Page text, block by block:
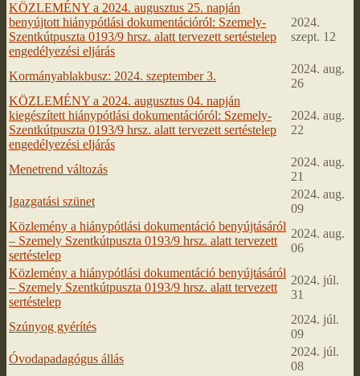
KÖZLEMÉNY a 2024. augusztus 25. napján
benyújtott hiánypótlási dokumentációról: Szemely-
Szentkútpuszta 0193/9 hrsz. alatt tervezett sertéstelep
engedélyezési eljárás
2024.
szept. 12
Kormányablakbusz: 2024. szeptember 3.
2024. aug.
26
KÖZLEMÉNY a 2024. augusztus 04. napján
kiegészített hiánypótlási dokumentációról: Szemely-
Szentkútpuszta 0193/9 hrsz. alatt tervezett sertéstelep
engedélyezési eljárás
2024. aug.
22
Menetrend változás
2024. aug.
21
Igazgatási szünet
2024. aug.
09
Közlemény a hiánypótlási dokumentáció benyújtásáról
– Szemely Szentkútpuszta 0193/9 hrsz. alatt tervezett
sertéstelep
2024. aug.
06
Közlemény a hiánypótlási dokumentáció benyújtásáról
– Szemely Szentkútpuszta 0193/9 hrsz. alatt tervezett
sertéstelep
2024. júl.
31
Szúnyog gyérítés
2024. júl.
09
Óvodapadagógus állás
2024. júl.
08